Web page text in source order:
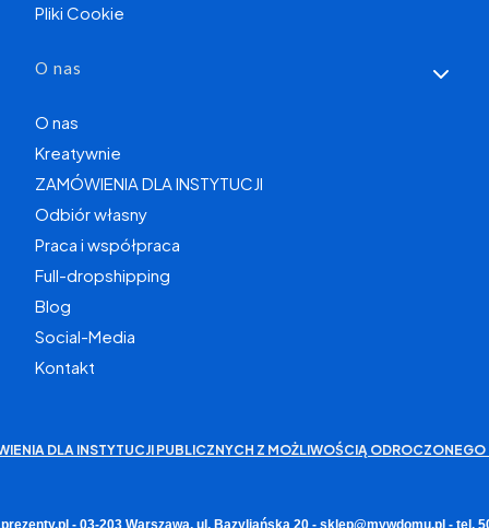
Pliki Cookie
O nas
O nas
Kreatywnie
ZAMÓWIENIA DLA INSTYTUCJI
Odbiór własny
Praca i współpraca
Full-dropshipping
Blog
Social-Media
Kontakt
DLA INSTYTUCJI PUBLICZNYCH Z MOŻLIWOŚCIĄ ODROCZONEGO
- 03-203 Warszawa, ul. Bazyliańska 20 - sklep@mywdomu.pl - tel.